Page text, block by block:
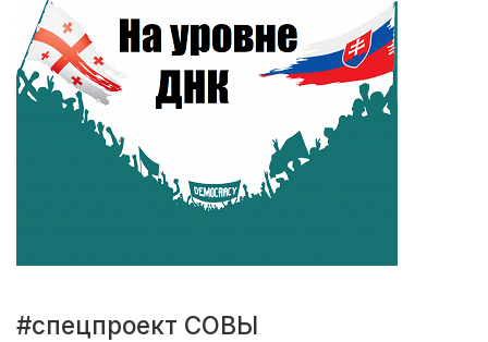
#спецпроект СОВЫ